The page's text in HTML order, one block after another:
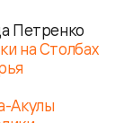
Петренко
на Столбах
Акулы